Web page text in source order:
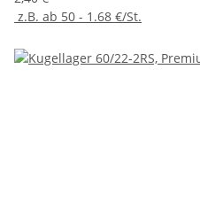
z.B. ab 50 - 1.68 €/St.